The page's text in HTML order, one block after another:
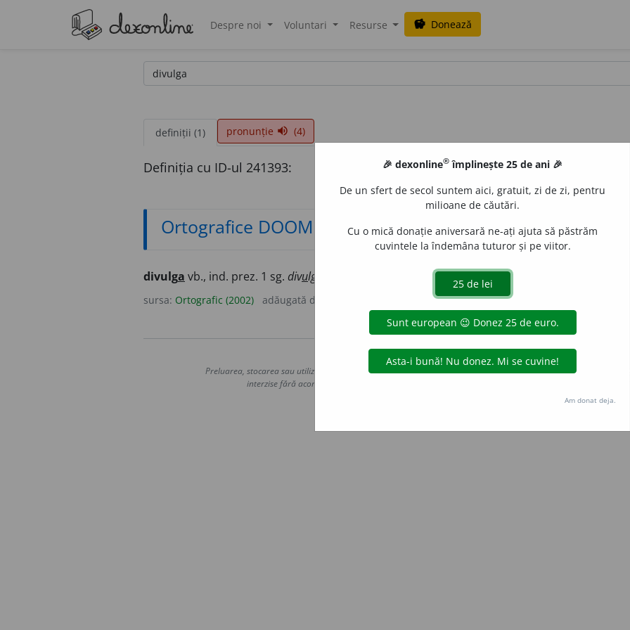
Despre noi Voluntari Resurse savings Donează
definiții (1) pronunție volume_up (4)
Definiția cu ID-ul 241393:
Ortografice DOOM
divulga vb., ind. prez. 1 sg. divulg,
sursa: Ortografic (2002) adăugată de
Copyright © 2004-2026 dexonline (https://dexonline.ro)
Preluarea, stocarea sau utilizarea datelor de pe acest site, inclusiv prin orice metode de extragere automată
interzise fără acordul nostru prealabil scris, cu excepția seturilor de date oferite oficial spre utilizare
Hosterion
🎉 dexonline® împlinește 25 de ani 🎉
De un sfert de secol suntem aici, gratuit, zi de zi, pentru
milioane de căutări.
Cu o mică donație aniversară ne-ați ajuta să păstrăm
cuvintele la îndemâna tuturor și pe viitor.
Am donat deja.